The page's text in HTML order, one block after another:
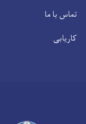
تماس با ما
کاریابی